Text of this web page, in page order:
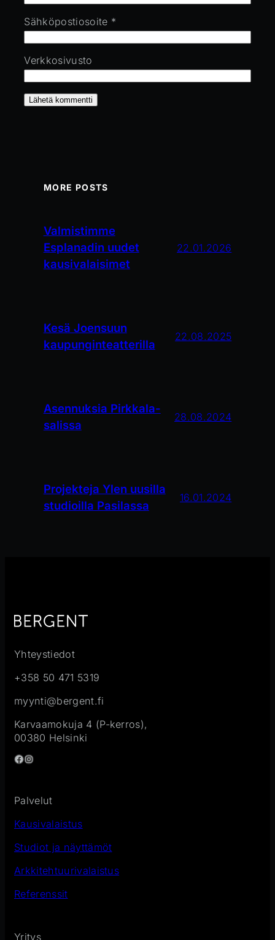
Sähköpostiosoite *
Verkkosivusto
MORE POSTS
Valmistimme
Esplanadin uudet
kausivalaisimet
22.01.2026
Kesä Joensuun
kaupunginteatterilla
22.08.2025
Asennuksia Pirkkala-
salissa
28.08.2024
Projekteja Ylen uusilla
studioilla Pasilassa
16.01.2024
Yhteystiedot
+358 50 471 5319
myynti@bergent.fi
Karvaamokuja 4 (P-kerros),
00380 Helsinki
Facebook
Instagram
Palvelut
Kausivalaistus
Studiot ja näyttämöt
Arkkitehtuurivalaistus
Referenssit
Yritys